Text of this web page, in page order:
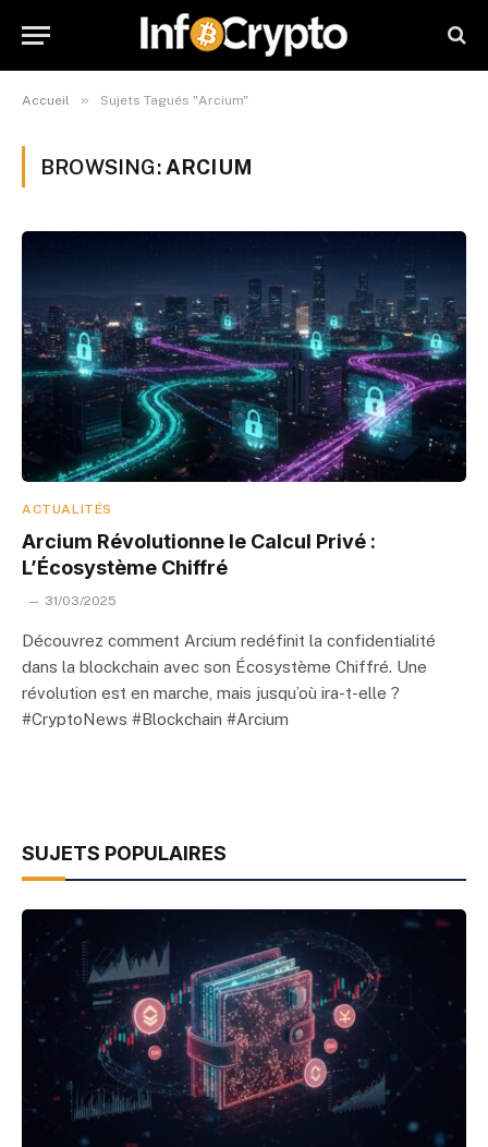
Accueil » Sujets Tagués "Arcium"
BROWSING: ARCIUM
ACTUALITÉS
Arcium Révolutionne le Calcul Privé :
L’Écosystème Chiffré
31/03/2025
Découvrez comment Arcium redéfinit la confidentialité
dans la blockchain avec son Écosystème Chiffré. Une
révolution est en marche, mais jusqu’où ira-t-elle ?
#CryptoNews #Blockchain #Arcium
SUJETS POPULAIRES